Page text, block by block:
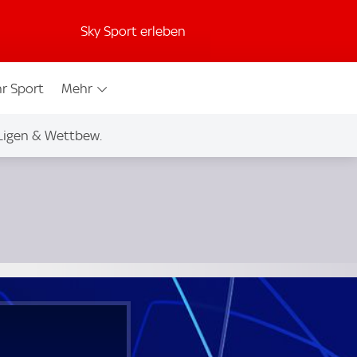
Sky Sport erleben
Sport Mehr
& Wettbew.